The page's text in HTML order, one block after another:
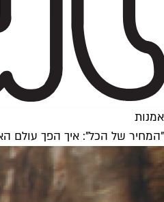
אמנות
"המחיר של הכל": איך הפך עולם